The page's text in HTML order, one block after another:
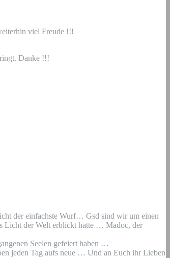
viel Freude !!!
Danke !!!
der einfachste Wurf… Gsd sind wir um einen
Licht der Welt erblickt hatte … Madoc, der
Seelen gefeiert haben …
jeden Tag aufs neue … Und an Euch ihr Lieben